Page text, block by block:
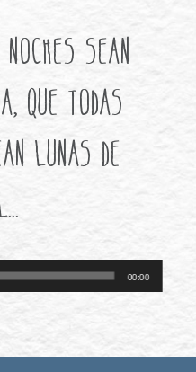
sean
que todas
lunas de
00:00